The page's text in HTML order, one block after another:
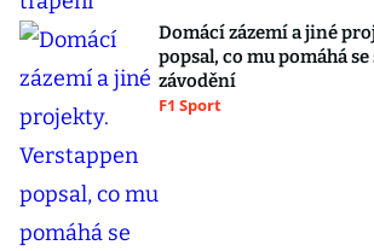
Domácí zázemí a jiné
popsal, co mu pomáhá
závodění
F1 Sport